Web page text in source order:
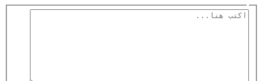
اكتب